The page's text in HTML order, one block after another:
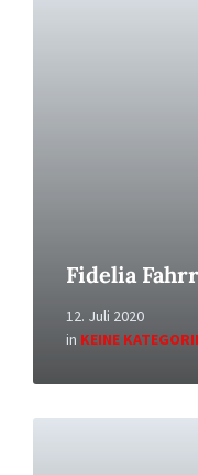
Fidelia
12. Juli 2020
in KEINE